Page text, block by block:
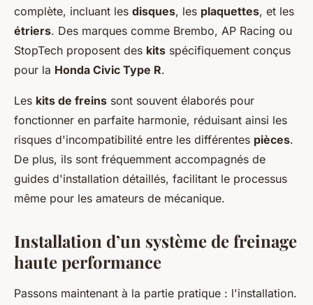
complète, incluant les disques, les plaquettes, et les
étriers. Des marques comme Brembo, AP Racing ou
StopTech proposent des kits spécifiquement conçus
pour la Honda Civic Type R.
Les kits de freins sont souvent élaborés pour
fonctionner en parfaite harmonie, réduisant ainsi les
risques d'incompatibilité entre les différentes pièces.
De plus, ils sont fréquemment accompagnés de
guides d'installation détaillés, facilitant le processus
même pour les amateurs de mécanique.
Installation d’un système de freinage
haute performance
Passons maintenant à la partie pratique : l'installation.